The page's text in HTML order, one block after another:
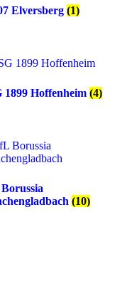
Elversberg (1)
1899 Hoffenheim (4)
(10)